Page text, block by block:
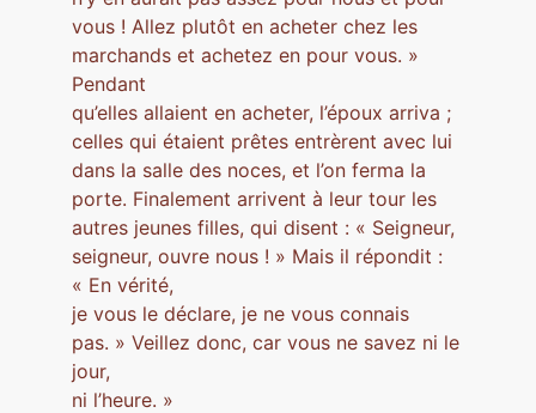
vous ! Allez plutôt en acheter chez les
marchands et achetez en pour vous. »
Pendant
qu’elles allaient en acheter, l’époux arriva ;
celles qui étaient prêtes entrèrent avec lui
dans la salle des noces, et l’on ferma la
porte. Finalement arrivent à leur tour les
autres jeunes filles, qui disent : « Seigneur,
seigneur, ouvre nous ! » Mais il répondit :
« En vérité,
je vous le déclare, je ne vous connais
pas. » Veillez donc, car vous ne savez ni le
jour,
ni l’heure. »